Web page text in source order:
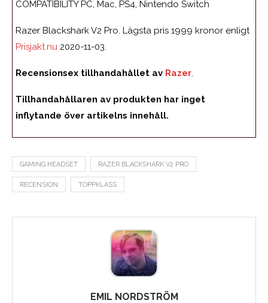
COMPATIBILITY PC, Mac, PS4, Nintendo Switch
Razer Blackshark V2 Pro. Lägsta pris 1999 kronor enligt
Prisjakt.nu 2020-11-03.
Recensionsex tillhandahållet av Razer.
Tillhandahållaren av produkten har inget
inflytande över artikelns innehåll.
GAMING HEADSET RAZER BLACKSHARK V2 PRO
RECENSION TOPPKLASS
EMIL NORDSTRÖM